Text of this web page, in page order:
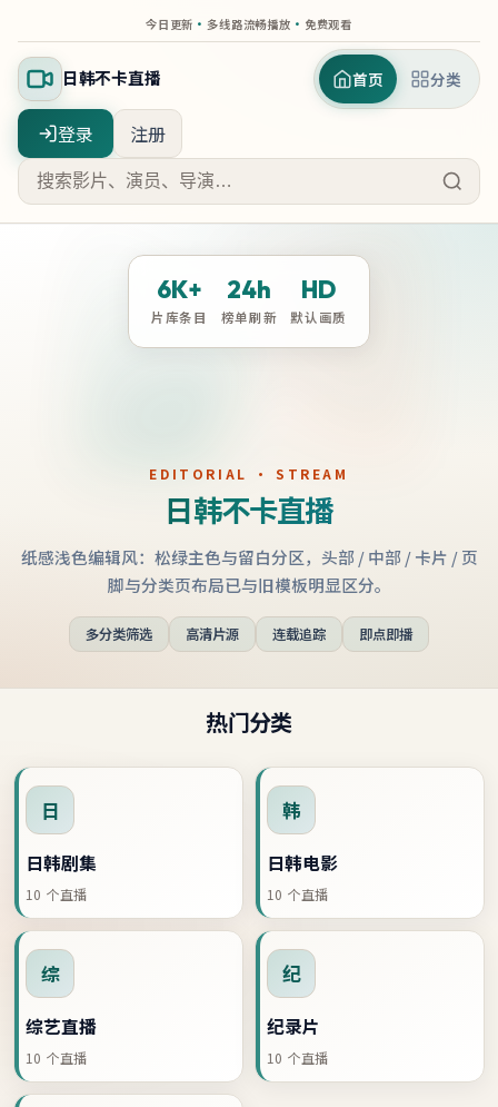
今日更新 · 多线路流畅播放 · 免费观看
日韩不卡直播 首页 分类
登录 注册
EDITORIAL · STREAM
日韩不卡直播
纸感浅色编辑风：松绿主色与留白分区，头部 / 中部 / 卡片 / 页
脚与分类页布局已与旧模板明显区分。
多分类筛选 高清片源 连载追踪 即点即播
6K+
片库条目
24h
榜单刷新
HD
默认画质
热门分类
日
日韩剧集
10 个直播
韩
日韩电影
10 个直播
综
综艺直播
10 个直播
纪
纪录片
10 个直播